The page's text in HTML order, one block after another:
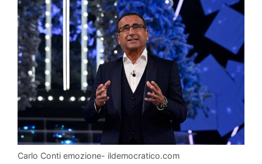
Carlo Conti emozione- ildemocratico.com